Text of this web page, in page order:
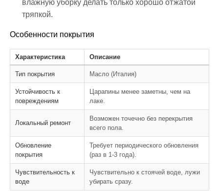
влажную уборку делать только хорошо отжатой
тряпкой.
Особенности покрытия
Характеристика Описание
Тип покрытия Масло (Италия)
Устойчивость к
повреждениям
Царапины менее заметны, чем на
лаке.
Локальный ремонт
Возможен точечно без перекрытия
всего пола.
Обновление
покрытия
Требует периодического обновления
(раз в 1-3 года).
Чувствительность к
воде
Чувствительно к стоячей воде, лужи
убирать сразу.